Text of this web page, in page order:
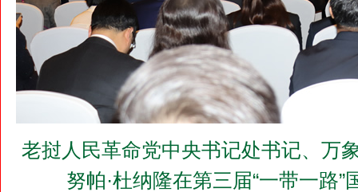
老挝人民革命党中央书记处书记、万
努帕·杜纳隆在第三届“一带一路